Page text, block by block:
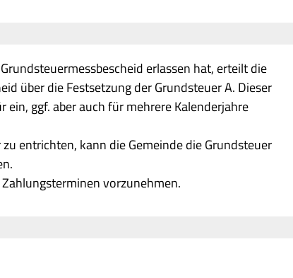
erlassen hat, erteilt die
über die Festsetzung der Grundsteuer A. Dieser
ggf. aber auch für mehrere Kalenderjahre
entrichten, kann die Gemeinde die Grundsteuer
vorzunehmen.